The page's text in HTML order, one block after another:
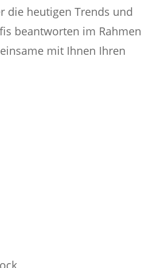
die heutigen Trends und
beantworten im Rahmen
mit Ihnen Ihren